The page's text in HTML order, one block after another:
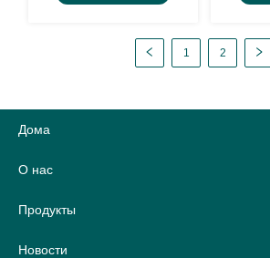
обмотки трансформатора
1 2
Дома
О нас
Продукты
Новости